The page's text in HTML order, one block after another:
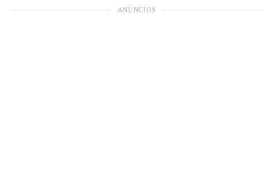
ANÚNCIOS